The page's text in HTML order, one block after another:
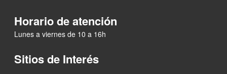
Horario de atención
Lunes a viernes de 10 a 16h
Sitios de Interés